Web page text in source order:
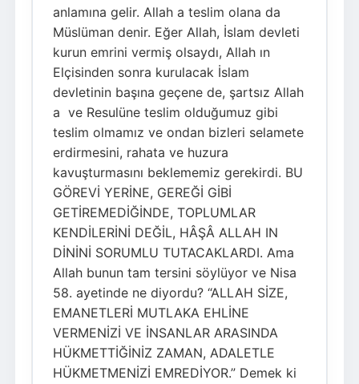
anlamına gelir. Allah a teslim olana da
Müslüman denir. Eğer Allah, İslam devleti
kurun emrini vermiş olsaydı, Allah ın
Elçisinden sonra kurulacak İslam
devletinin başına geçene de, şartsız Allah
a ve Resulüne teslim olduğumuz gibi
teslim olmamız ve ondan bizleri selamete
erdirmesini, rahata ve huzura
kavuşturmasını beklememiz gerekirdi. BU
GÖREVİ YERİNE, GEREĞİ GİBİ
GETİREMEDİĞİNDE, TOPLUMLAR
KENDİLERİNİ DEĞİL, HÂŞÂ ALLAH IN
DİNİNİ SORUMLU TUTACAKLARDI. Ama
Allah bunun tam tersini söylüyor ve Nisa
58. ayetinde ne diyordu? “ALLAH SİZE,
EMANETLERİ MUTLAKA EHLİNE
VERMENİZİ VE İNSANLAR ARASINDA
HÜKMETTİĞİNİZ ZAMAN, ADALETLE
HÜKMETMENİZİ EMREDİYOR.” Demek ki